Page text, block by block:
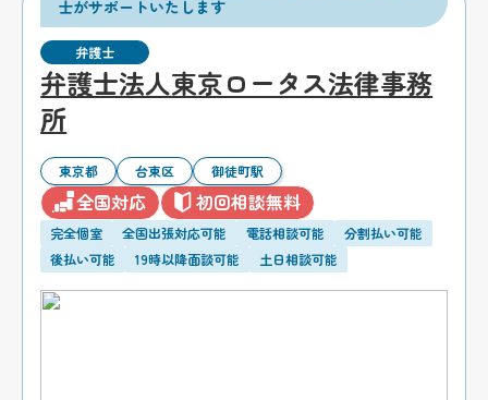
士がサポートいたします
弁護士
弁護士法人東京ロータス法律事務
所
東京都 台東区 御徒町駅
全国対応 初回相談無料
完全個室 全国出張対応可能 電話相談可能
分割払い可能
後払い可能
19時以降面談可能 土日相談可能